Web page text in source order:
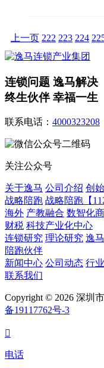
上一页 222 223 224
连锁问题 逸马解决
终生伙伴 幸福一生
联系电话： 4000323208
关注公众号
关于逸马 公司介绍 创
战略陪跑 战略陪跑【
海外 产教融合 数智化
财税 科技产业化中心
连锁研究 理论研究 逸
陪跑伙伴
新闻中心 公司动态 行
联系我们
Copyright © 2026 深圳
备19117762号-3

电话